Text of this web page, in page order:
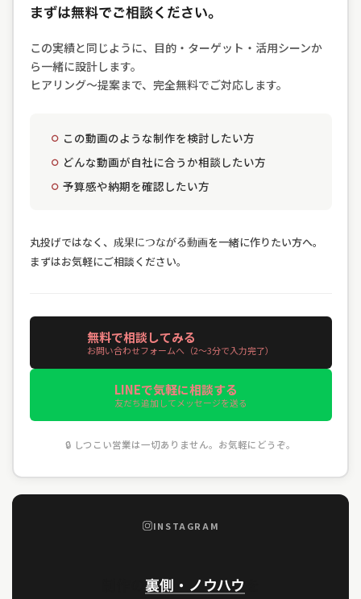
まずは無料でご相談ください。
この実績と同じように、目的・ターゲット・活用シーンか
ら一緒に設計します。
ヒアリング〜提案まで、完全無料でご対応します。
この動画のような制作を検討したい方
どんな動画が自社に合うか相談したい方
予算感や納期を確認したい方
丸投げではなく、 成果につながる動画を一緒に作りたい方へ。
まずはお気軽にご相談ください。
無料で相談してみる
お問い合わせフォームへ（2〜3分で入力完了）
LINEで気軽に相談する
友だち追加してメッセージを送る
🔒 しつこい営業は一切ありません。お気軽にどうぞ。
INSTAGRAM
裏側・ノウハウ